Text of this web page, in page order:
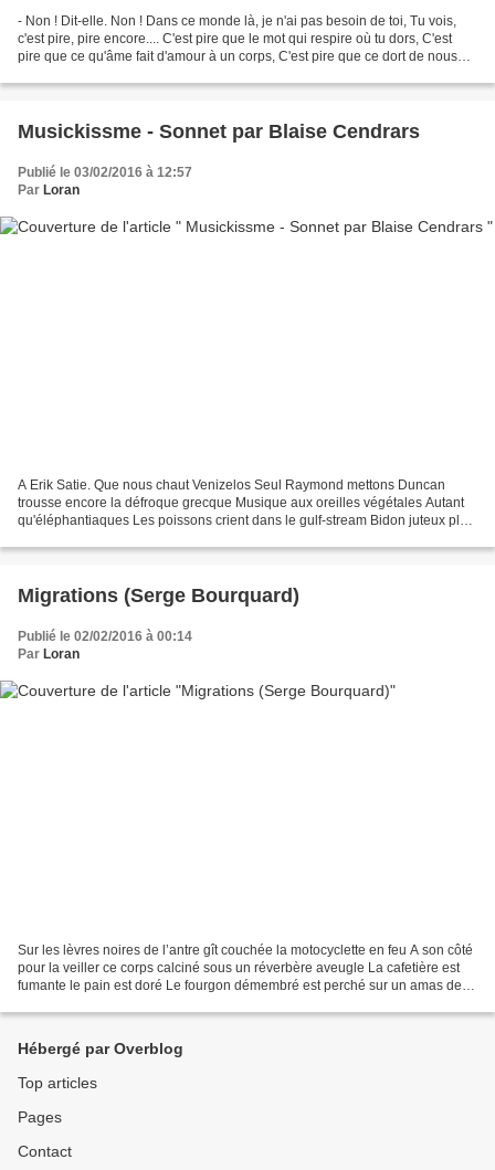
- Non ! Dit-elle. Non ! Dans ce monde là, je n'ai pas besoin de toi, Tu vois,
c'est pire, pire encore.... C'est pire que le mot qui respire où tu dors, C'est
pire que ce qu'âme fait d'amour à un corps, C'est pire que ce dort de nous
Musickissme - Sonnet par Blaise Cendrars
Publié le 03/02/2016 à 12:57
Par Loran
A Erik Satie. Que nous chaut Venizelos Seul Raymond mettons Duncan
trousse encore la défroque grecque Musique aux oreilles végétales Autant
qu'éléphantiaques Les poissons crient dans le gulf-stream Bidon juteux plus
Migrations (Serge Bourquard)
Publié le 02/02/2016 à 00:14
Par Loran
Sur les lèvres noires de l’antre gît couchée la motocyclette en feu A son côté
pour la veiller ce corps calciné sous un réverbère aveugle La cafetière est
fumante le pain est doré Le fourgon démembré est perché sur un amas de
Hébergé par Overblog
Top articles
Pages
Contact